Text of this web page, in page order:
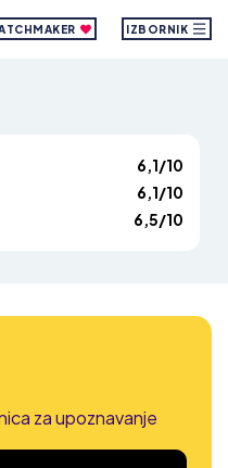
IZBORNIK
6,1/10
6,1/10
6,5/10
za upoznavanje